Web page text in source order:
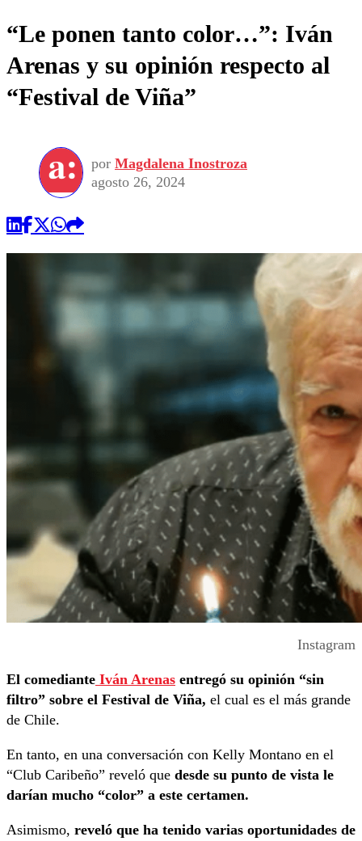
“Le ponen tanto color…”: Iván
Arenas y su opinión respecto al
“Festival de Viña”
por Magdalena Inostroza
agosto 26, 2024
Instagram
El comediante Iván Arenas entregó su opinión “sin
filtro” sobre el Festival de Viña, el cual es el más grande
de Chile.
En tanto, en una conversación con Kelly Montano en el
“Club Caribeño” reveló que desde su punto de vista le
darían mucho “color” a este certamen.
Asimismo, reveló que ha tenido varias oportunidades de